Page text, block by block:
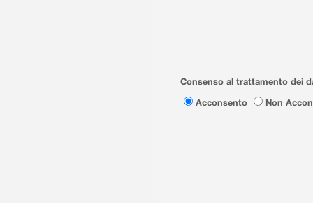
Consenso al trattamento dei
Acconsento
Non